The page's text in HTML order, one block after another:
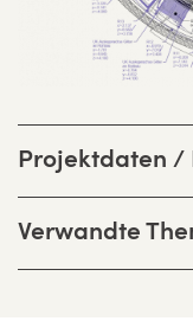
Projektdaten /
Verwandte